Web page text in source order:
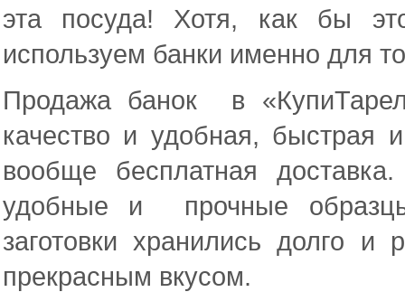
эта посуда! Хотя, как бы
используем банки именно для
Продажа банок в
качество и удобная, быстрая
вообще бесплатная
удобные и прочные
заготовки хранились долго
прекрасным вкусом.